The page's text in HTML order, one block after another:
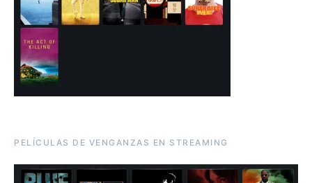
PELÍCULAS DE VENGANZAS EN STREAMING